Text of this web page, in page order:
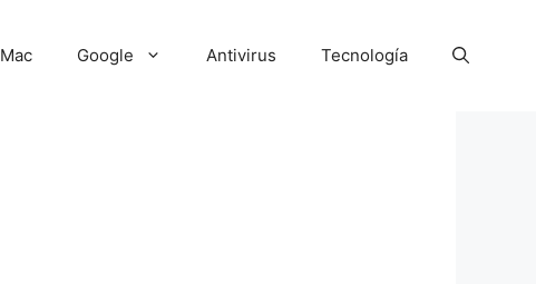
Mac Google Antivirus Tecnología